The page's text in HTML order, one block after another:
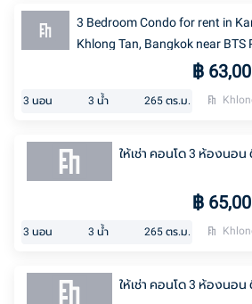
3 Bedroom Condo for rent in
Khlong Tan, Bangkok near BTS
฿
3 นอน 3 น้ำ 265 ตร.ม.
ให้เช่า คอนโด 3 ห้องนอ
฿
3 นอน 3 น้ำ 265 ตร.ม.
ให้เช่า คอนโด 3 ห้องนอ